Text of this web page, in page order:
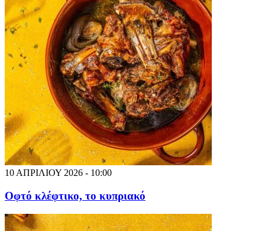
10 ΑΠΡΙΛΙΟΥ 2026 - 10:00
Οφτό κλέφτικο, το κυπριακό